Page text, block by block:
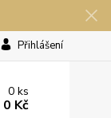
Přihlášení
0ks
0 Kč